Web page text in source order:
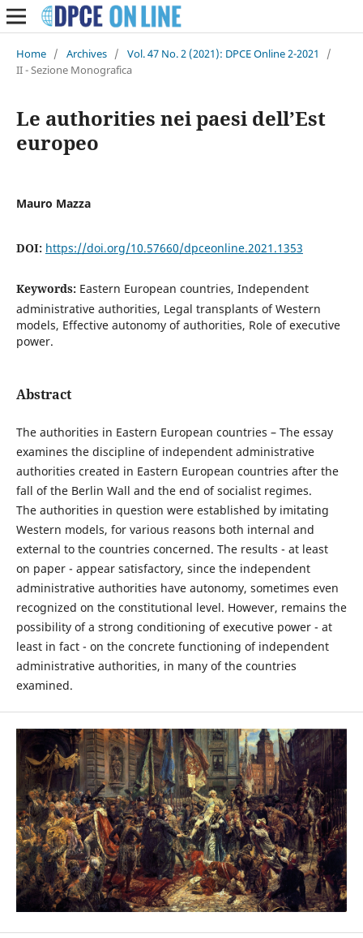
Home / Archives / Vol. 47 No. 2 (2021): DPCE Online 2-2021
/
II - Sezione Monografica
Le authorities nei paesi dell’Est
europeo
Mauro Mazza
DOI: https://doi.org/10.57660/dpceonline.2021.1353
Keywords: Eastern European countries, Independent
administrative authorities, Legal transplants of Western
models, Effective autonomy of authorities, Role of executive
power.
Abstract
The authorities in Eastern European countries – The essay
examines the discipline of independent administrative
authorities created in Eastern European countries after the
fall of the Berlin Wall and the end of socialist regimes.
The authorities in question were established by imitating
Western models, for various reasons both internal and
external to the countries concerned. The results - at least
on paper - appear satisfactory, since the independent
administrative authorities have autonomy, sometimes even
recognized on the constitutional level. However, remains the
possibility of a strong conditioning of executive power - at
least in fact - on the concrete functioning of independent
administrative authorities, in many of the countries
examined.